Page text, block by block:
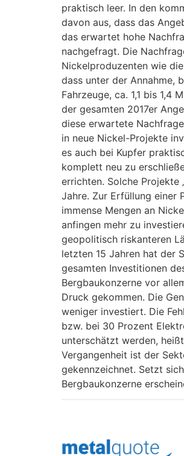
praktisch leer. In den
davon aus, dass das
das erwartet hohe
nachgefragt. Die
Nickelproduzenten wie
dass unter der Annahme,
Fahrzeuge, ca. 1,1 bis 1,4
der gesamten 2017er
diese erwartete
in neue Nickel-Projekte
es auch bei Kupfer
komplett neu zu
errichten. Solche Projekte
Jahre. Zur Erfüllung einer
immense Mengen an
anfingen mehr zu
geopolitisch riskanteren
letzten 15 Jahren hat der
gesamten Investitionen
Bergbaukonzerne vor
Druck gekommen. Die
weniger investiert. Die
bzw. bei 30 Prozent
unterschätzt werden,
Vergangenheit ist der
gekennzeichnet. Setzt
Bergbaukonzerne